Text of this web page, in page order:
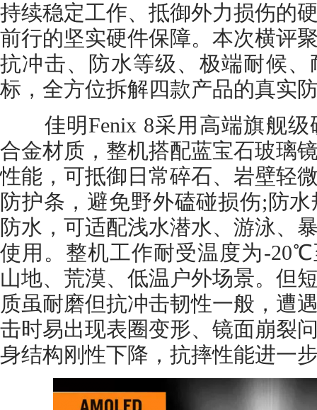
持续稳定工作、抵御外力损伤的
前行的坚实硬件保障。本次横评
抗冲击、防水等级、极端耐候
标，全方位拆解四款产品的真实
佳明Fenix 8采用高端旗舰级
合金材质，整机搭配蓝宝石玻璃
性能，可抵御日常碎石、岩壁轻
防护条，避免野外磕碰损伤;防
防水，可适配浅水潜水、游泳、
使用。整机工作耐受温度为-
山地、荒漠、低温户外场景。但
质虽耐磨但抗冲击韧性一般，遭
击时易出现表圈变形、镜面崩裂
身结构刚性下降，抗摔性能进一